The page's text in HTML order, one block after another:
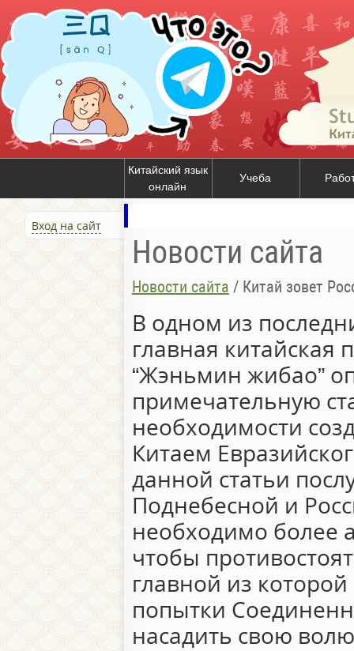
Китайский язык
онлайн
Учеба
Вход на сайт
Новости сайта
Новости сайта / Китай зовет
В одном из
главная китайская
“Жэньмин жибао”
примечательную
необходимости
Китаем
данной статьи
Поднебесной и
необходимо более
чтобы
главной из
попытки
насадить свою